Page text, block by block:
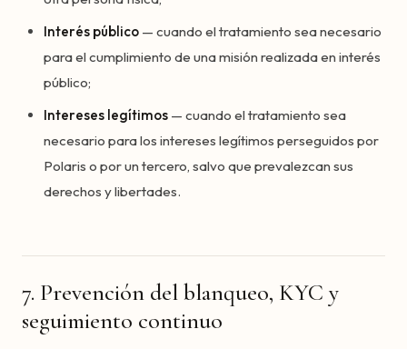
Interés público — cuando el tratamiento sea necesario
para el cumplimiento de una misión realizada en interés
público;
Intereses legítimos — cuando el tratamiento sea
necesario para los intereses legítimos perseguidos por
Polaris o por un tercero, salvo que prevalezcan sus
derechos y libertades.
7. Prevención del blanqueo, KYC y
seguimiento continuo